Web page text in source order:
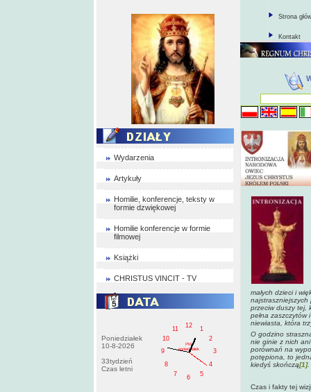
Wydarzenia
Artykuły
Homilie, konferencje, teksty w
formie dzwiękowej
Homilie konferencje w formie
filmowej
Książki
CHRISTUS VINCIT - TV
Poniedziałek
10-8-2026
33tydzień
Czas letni
1
2
3
4
5
6
7
8
9
10
11
12
PM
poniedziałek
Strona
Kontakt
małych dzieci i
najstraszniejszych
przeciw duszy tej,
pełna zaszczytów
niewiasta, która
O godzino
nie ginie z nich
porównań na
potępiona, to
kiedyś skończą[1].
Czas i fakty tej